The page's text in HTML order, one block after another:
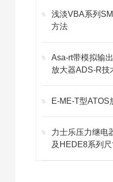
浅淡VBA系列
方法
Asa-rt带模拟输
放大器ADS-R技
E-ME-T型ATOS
力士乐压力继电
及HEDE8系列